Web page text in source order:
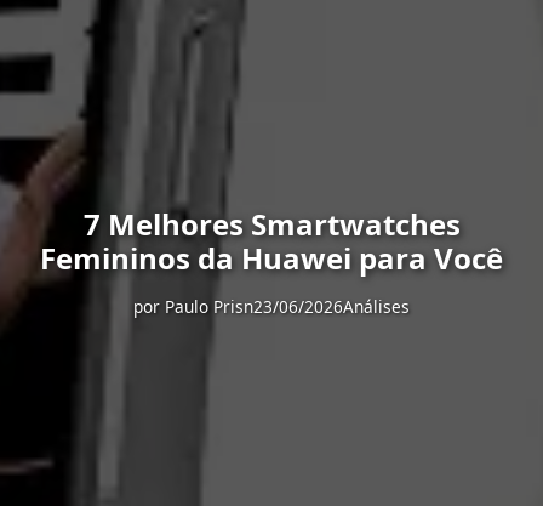
7 Melhores Smartwatches
Femininos da Huawei para Você
por Paulo Prisn23/06/2026Análises